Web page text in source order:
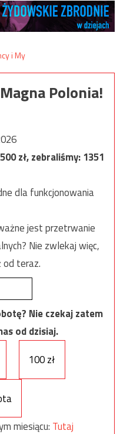
Polonia!
zł, zebraliśmy:1351
dla funkcjonowania
jest przetrwanie
Nie zwlekaj więc,
od teraz.
Nie czekaj zatem
od dzisiaj.
100 zł
miesiącu: Tutaj